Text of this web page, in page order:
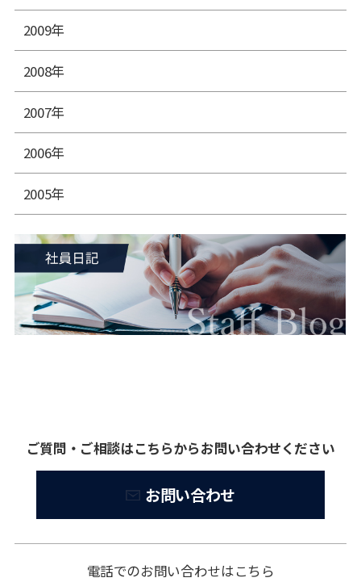
2009年
2008年
2007年
2006年
2005年
ご質問・ご相談はこちらからお問い合わせください
お問い合わせ
電話でのお問い合わせはこちら